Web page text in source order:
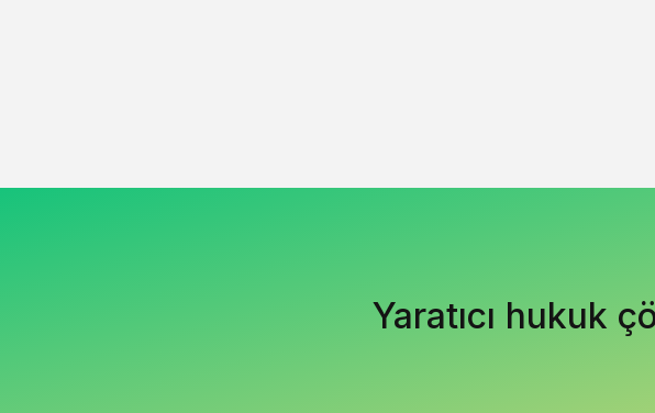
Yaratıcı hukuk